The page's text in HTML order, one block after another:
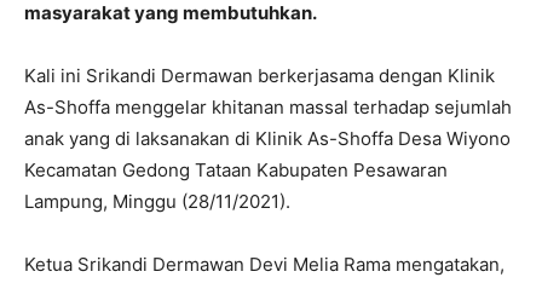
masyarakat yang membutuhkan.
Kali ini Srikandi Dermawan berkerjasama dengan Klinik
As-Shoffa menggelar khitanan massal terhadap sejumlah
anak yang di laksanakan di Klinik As-Shoffa Desa Wiyono
Kecamatan Gedong Tataan Kabupaten Pesawaran
Lampung, Minggu (28/11/2021).
Ketua Srikandi Dermawan Devi Melia Rama mengatakan,